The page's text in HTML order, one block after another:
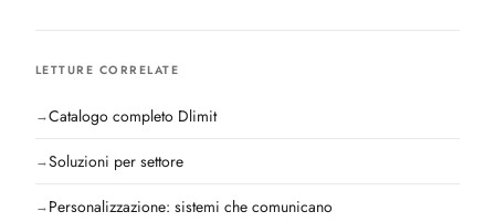
LETTURE CORRELATE
Catalogo completo Dlimit
Soluzioni per settore
Personalizzazione: sistemi che comunicano